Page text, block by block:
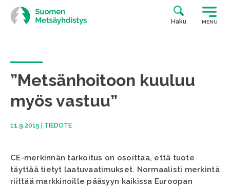
Siirry
suoraan
sisältöön
Haku MENU
”Metsänhoitoon kuuluu
myös vastuu”
11.9.2015 TIEDOTE
CE-merkinnän tarkoitus on osoittaa, että tuote
täyttää tietyt laatuvaatimukset. Normaalisti merkintä
riittää markkinoille pääsyyn kaikissa Euroopan